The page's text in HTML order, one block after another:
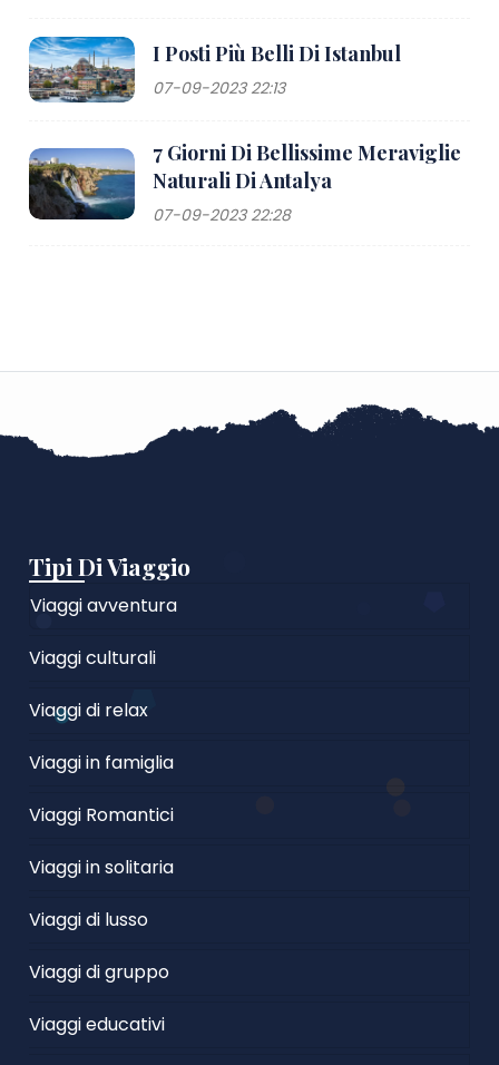
I Posti Più Belli Di Istanbul
07-09-2023 22:13
7 Giorni Di Bellissime Meraviglie
Naturali Di Antalya
07-09-2023 22:28
Tipi Di Viaggio
Viaggi avventura
Viaggi culturali
Viaggi di relax
Viaggi in famiglia
Viaggi Romantici
Viaggi in solitaria
Viaggi di lusso
Viaggi di gruppo
Viaggi educativi